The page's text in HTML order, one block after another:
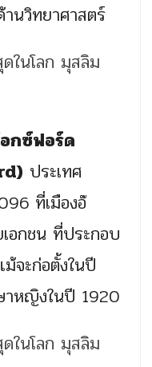
นวิทยาศาสตร์
กซ์ฟอร์ด
ประเทศ
ที่เมืองอ๊
อกชน ที่ประกอบ
จะก่อตั้งในปี
าหญิงในปี 1920